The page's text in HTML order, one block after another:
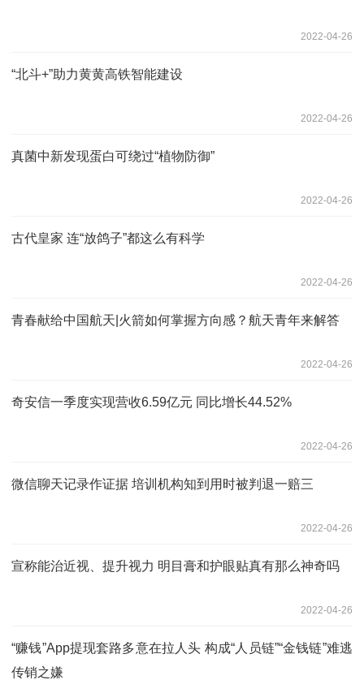
2022-04-26
“北斗+”助力黄黄高铁智能建设
2022-04-26
真菌中新发现蛋白可绕过“植物防御”
2022-04-26
古代皇家 连“放鸽子”都这么有科学
2022-04-26
青春献给中国航天|火箭如何掌握方向感？航天青年来解答
2022-04-26
奇安信一季度实现营收6.59亿元 同比增长44.52%
2022-04-26
微信聊天记录作证据 培训机构知到用时被判退一赔三
2022-04-26
宣称能治近视、提升视力 明目膏和护眼贴真有那么神奇吗
2022-04-26
“赚钱”App提现套路多意在拉人头 构成“人员链”“金钱链”难逃
传销之嫌